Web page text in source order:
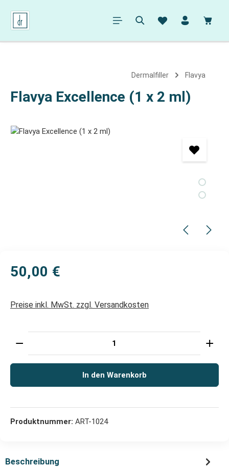
springen
Dermalfiller Flavya
Flavya Excellence (1 x 2 ml)
Bildergalerie überspringen
50,00 €
Preise inkl. MwSt. zzgl. Versandkosten
Produkt Anzahl: Gib den gewünschten Wert ein
In den Warenkorb
Produktnummer: ART-1024
Beschreibung